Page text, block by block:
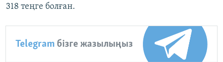
318 теңге болған.
Telegram бізге жазылыңыз